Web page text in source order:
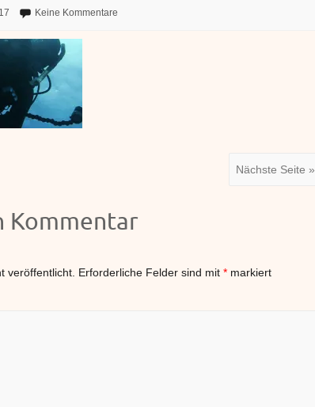
Keine Kommentare
Nächste Seite »
Kommentar
veröffentlicht. Erforderliche Felder sind mit* markiert